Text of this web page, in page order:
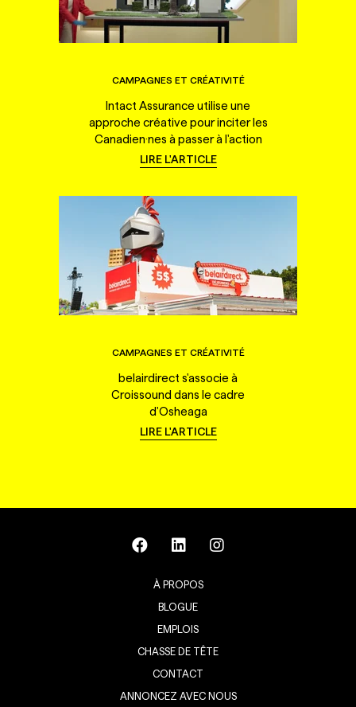
CAMPAGNES ET CRÉATIVITÉ
Intact Assurance utilise une
approche créative pour inciter les
Canadien·nes à passer à l'action
LIRE L'ARTICLE
CAMPAGNES ET CRÉATIVITÉ
belairdirect s'associe à
Croissound dans le cadre
d'Osheaga
LIRE L'ARTICLE
À PROPOS
BLOGUE
EMPLOIS
CHASSE DE TÊTE
CONTACT
ANNONCEZ AVEC NOUS